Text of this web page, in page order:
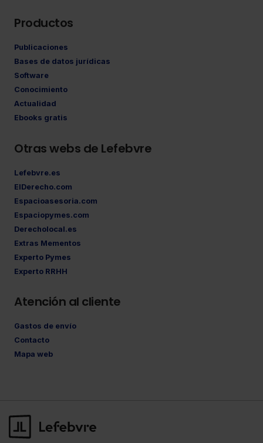
Productos
Publicaciones
Bases de datos jurídicas
Software
Conocimiento
Actualidad
Ebooks gratis
Otras webs de Lefebvre
Lefebvre.es
ElDerecho.com
Espacioasesoria.com
Espaciopymes.com
Derecholocal.es
Extras Mementos
Experto Pymes
Experto RRHH
Atención al cliente
Gastos de envío
Contacto
Mapa web